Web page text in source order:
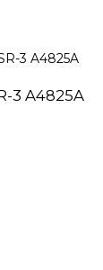
3 A4825A